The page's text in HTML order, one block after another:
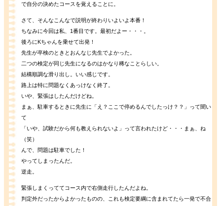
で自分の決めたコースを覚えることに。
さて、そんなこんなで説明が終わりいよいよ本番！
ちなみに今回は私、1番目です。最初だよー・・・。
後ろにKちゃんを乗せて出発！
先生が卒検のときとおんなじ先生でよかった。
二つの検定が同じ先生になるのはかなり稀なことらしい。
結構順調な滑り出し。いい感じです。
路上は特に問題なくあっけなく終了。
いや、緊張はしたんだけどね。
まぁ、駐車するときに先生に「え？ここで停めるんでしたっけ？？」って聞い
て
「いや、試験だから何も教えられないよ」って言われたけど・・・まぁ、ね
（笑）
んで、問題は駐車でした！
やってしまったんだ。
逆走。
緊張しまくっててコース内で右側走行したんだよね。
判定外だったからよかったものの、これも検定要綱に含まれてたら一発で不合